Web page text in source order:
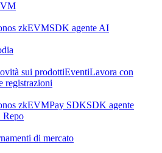
zkEVMSDK agente AI
sui prodottiEventiLavora con
registrazioni
zkEVMPay SDKSDK agente
Repo
di mercato